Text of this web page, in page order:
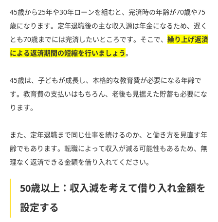
45歳から25年や30年ローンを組むと、完済時の年齢が70歳や75
歳になります。定年退職後の主な収入源は年金になるため、遅く
とも70歳までには完済したいところです。そこで、 繰り上げ返済
による返済期間の短縮を行いましょう。
45歳は、子どもが成長し、本格的な教育費が必要になる年齢で
す。教育費の支払いはもちろん、老後も見据えた貯蓄も必要にな
ります。
また、定年退職まで同じ仕事を続けるのか、と働き方を見直す年
齢でもあります。転職によって収入が減る可能性もあるため、無
理なく返済できる金額を借り入れてください。
50歳以上：収入減を考えて借り入れ金額を
設定する